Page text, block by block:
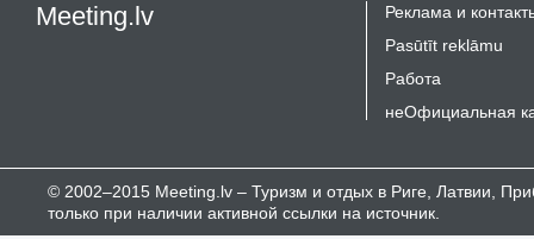
Meeting.lv
Реклама и
Pasūtīt reklāmu
Работа
неОфициальная
© 2002–2015 Meeting.lv – Туризм и отдых в Риге, Латвии,
только при наличии активной ссылки на источник.